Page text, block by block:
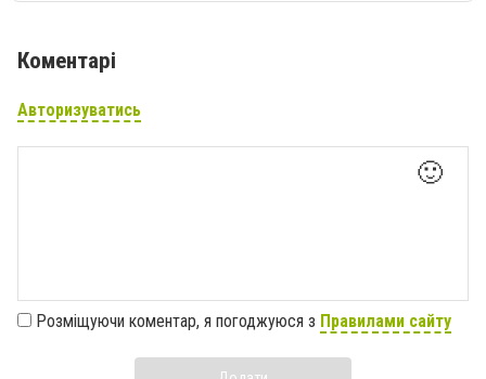
Коментарі
Авторизуватись
🙂
Розміщуючи коментар, я погоджуюся з Правилами сайту